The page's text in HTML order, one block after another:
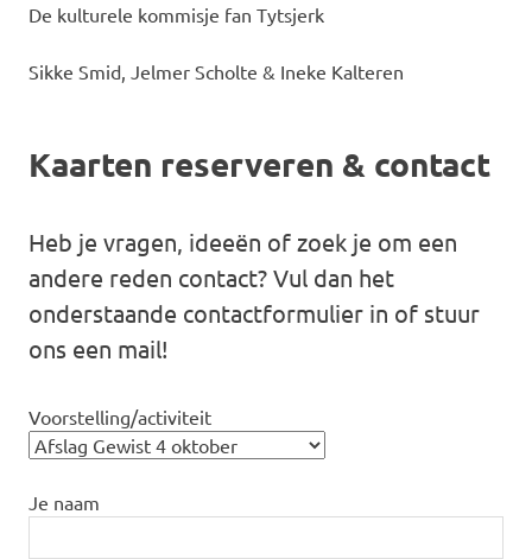
De kulturele kommisje fan Tytsjerk
Sikke Smid, Jelmer Scholte & Ineke Kalteren
Kaarten reserveren & contact
Heb je vragen, ideeën of zoek je om een
andere reden contact? Vul dan het
onderstaande contactformulier in of stuur
ons een mail!
Voorstelling/activiteit
Je naam